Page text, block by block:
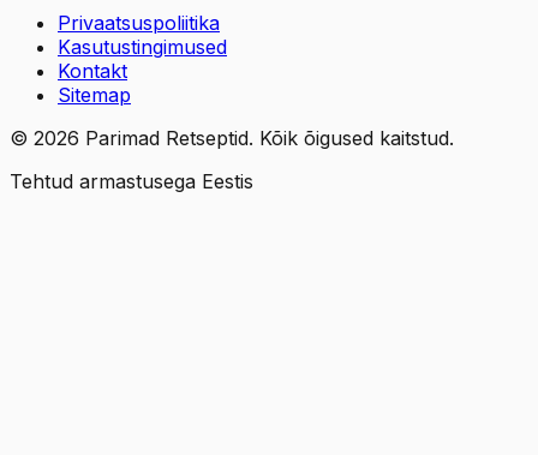
Privaatsuspoliitika
Kasutustingimused
Kontakt
Sitemap
© 2026 Parimad Retseptid. Kõik õigused kaitstud.
Tehtud armastusega Eestis